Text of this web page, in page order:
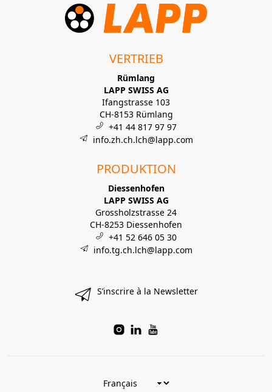
VERTRIEB
Rümlang
LAPP SWISS AG
Ifangstrasse 103
CH-8153 Rümlang
+41 44 817 97 97
info.zh.ch.lch@lapp.com
PRODUKTION
Diessenhofen
LAPP SWISS AG
Grossholzstrasse 24
CH-8253 Diessenhofen
+41 52 646 05 30
info.tg.ch.lch@lapp.com
S’inscrire à la Newsletter